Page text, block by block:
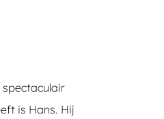
spectaculair
is Hans. Hij